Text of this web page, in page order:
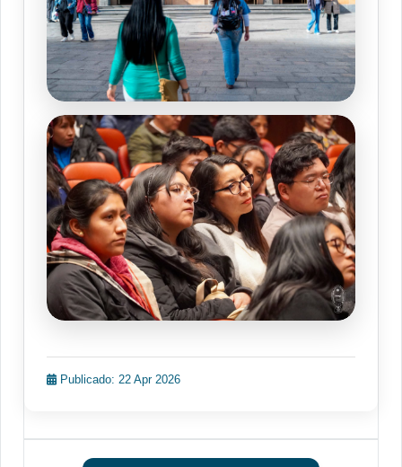
Publicado: 22 Apr 2026